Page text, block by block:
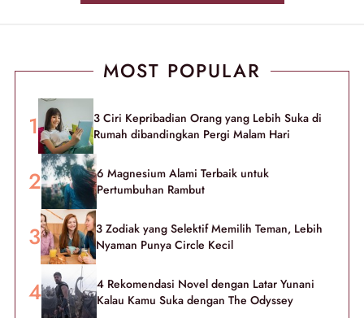
MOST POPULAR
3 Ciri Kepribadian Orang yang Lebih Suka di
Rumah dibandingkan Pergi Malam Hari
6 Magnesium Alami Terbaik untuk
Pertumbuhan Rambut
3 Zodiak yang Selektif Memilih Teman, Lebih
Nyaman Punya Circle Kecil
4 Rekomendasi Novel dengan Latar Yunani
Kalau Kamu Suka dengan The Odyssey